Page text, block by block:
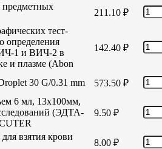
предметных
211.10 ₽
тест-
определения
1 и ВИЧ-2 в
и плазме (Abon
142.40 ₽
30 G/0.31 mm 573.50 ₽
6 мл, 13х100мм,
(ЭДТА-
9.50 ₽
взятия крови
8.00 ₽